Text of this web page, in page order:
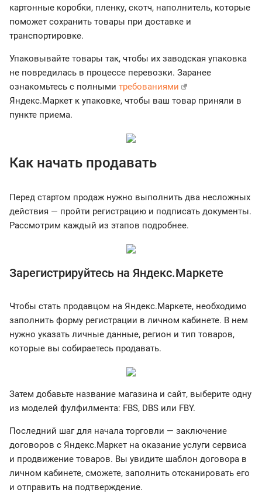
картонные коробки, пленку, скотч, наполнитель, которые
поможет сохранить товары при доставке и
транспортировке.
Упаковывайте товары так, чтобы их заводская упаковка
не повредилась в процессе перевозки. Заранее
ознакомьтесь с полными требованиями
Яндекс.Маркет к упаковке, чтобы ваш товар приняли в
пункте приема.
Как начать продавать
Перед стартом продаж нужно выполнить два несложных
действия — пройти регистрацию и подписать документы.
Рассмотрим каждый из этапов подробнее.
Зарегистрируйтесь на Яндекс.Маркете
Чтобы стать продавцом на Яндекс.Маркете, необходимо
заполнить форму регистрации в личном кабинете. В нем
нужно указать личные данные, регион и тип товаров,
которые вы собираетесь продавать.
Затем добавьте название магазина и сайт, выберите одну
из моделей фулфилмента: FBS, DBS или FBY.
Последний шаг для начала торговли — заключение
договоров с Яндекс.Маркет на оказание услуги сервиса
и продвижение товаров. Вы увидите шаблон договора в
личном кабинете, сможете, заполнить отсканировать его
и отправить на подтверждение.